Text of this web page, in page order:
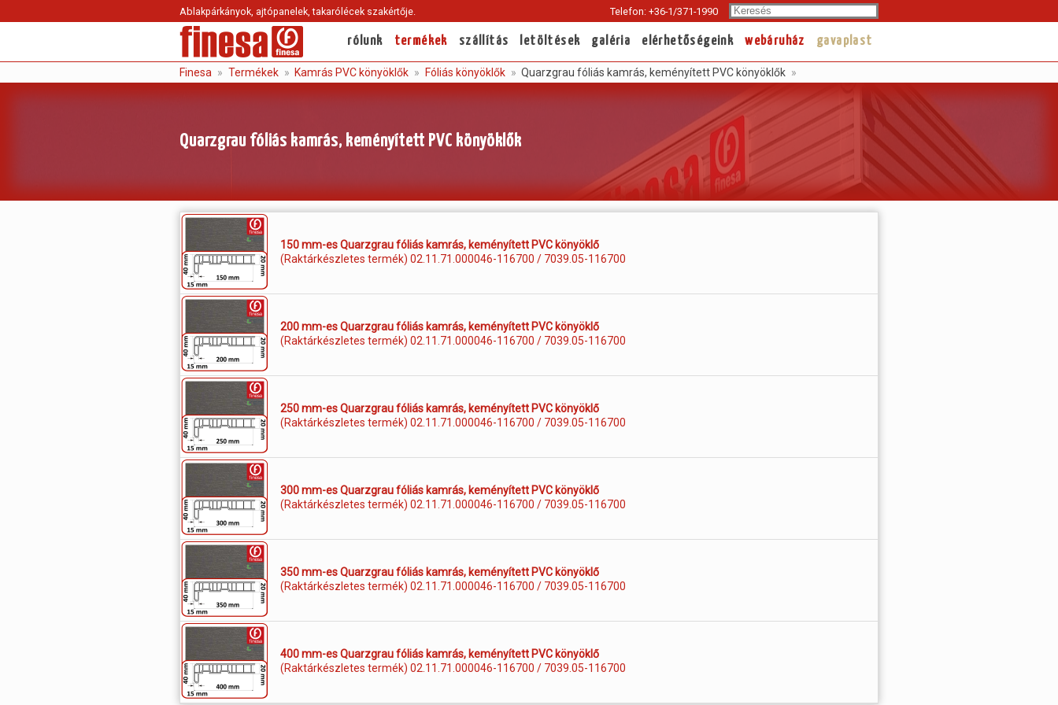
Telefon: +36-1/371-1990
Ablakpárkányok, ajtópanelek, takarólécek szakértője.
rólunk
page:
termékek szállítás letöltések galéria elérhetőségeink webáruház gavaplast
Finesa Termékek Kamrás PVC könyöklők Fóliás könyöklők Quarzgrau fóliás kamrás, keményített PVC könyöklők
Quarzgrau fóliás kamrás, keményített PVC könyöklők
150 mm-es Quarzgrau fóliás kamrás, keményített PVC könyöklő
(Raktárkészletes termék) 02.11.71.000046-116700 / 7039.05-116700
200 mm-es Quarzgrau fóliás kamrás, keményített PVC könyöklő
(Raktárkészletes termék) 02.11.71.000046-116700 / 7039.05-116700
250 mm-es Quarzgrau fóliás kamrás, keményített PVC könyöklő
(Raktárkészletes termék) 02.11.71.000046-116700 / 7039.05-116700
300 mm-es Quarzgrau fóliás kamrás, keményített PVC könyöklő
(Raktárkészletes termék) 02.11.71.000046-116700 / 7039.05-116700
350 mm-es Quarzgrau fóliás kamrás, keményített PVC könyöklő
(Raktárkészletes termék) 02.11.71.000046-116700 / 7039.05-116700
400 mm-es Quarzgrau fóliás kamrás, keményített PVC könyöklő
(Raktárkészletes termék) 02.11.71.000046-116700 / 7039.05-116700